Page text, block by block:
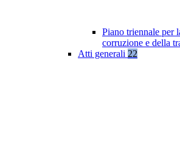
Piano triennale per
corruzione e della
Atti generali 22